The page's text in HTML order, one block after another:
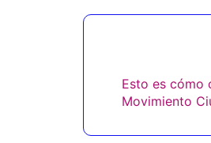
Esto es cómo
Movimiento